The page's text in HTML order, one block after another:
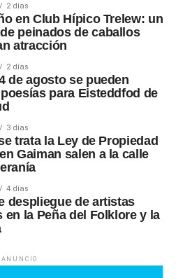
2 días
en Club Hípico Trelew: un
peinados de caballos
atracción
2 días
de agosto se pueden
para Eisteddfod de
3 días
trata la Ley de Propiedad
Gaiman salen a la calle
4 días
despliegue de artistas
en la Peña del Folklore y la
ANUNCIO